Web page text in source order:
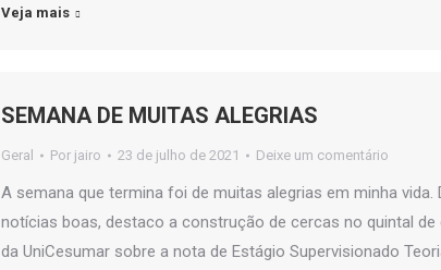
Veja mais
SEMANA DE MUITAS ALEGRIAS
Geral Por jairo 23 de julho de 2021 Deixe um comentário
A semana que termina foi de muitas alegrias em minha vida.
notícias boas, destaco a construção de cercas no quintal de
da UniCesumar sobre a nota de Estágio Supervisionado